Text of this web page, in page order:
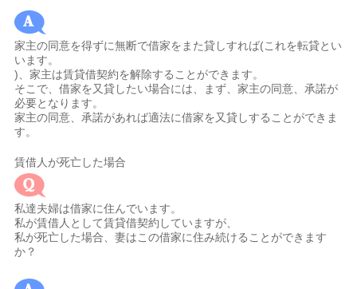
家主の同意を得ずに無断で借家をまた貸しすれば(これを転貸とい
います。
)、家主は賃貸借契約を解除することができます。
そこで、借家を又貸したい場合には、まず、家主の同意、承諾が
必要となります。
家主の同意、承諾があれば適法に借家を又貸しすることができま
す。
賃借人が死亡した場合
私達夫婦は借家に住んでいます。
私が賃借人として賃貸借契約していますが、
私が死亡した場合、妻はこの借家に住み続けることができます
か？